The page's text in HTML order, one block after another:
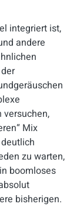
integriert ist,
andere
versuchen,
Mix
zu warten,
boomloses
bisherigen.